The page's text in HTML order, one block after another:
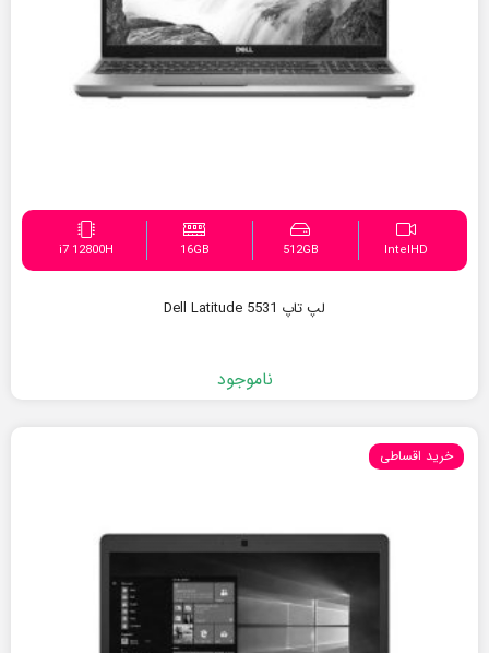
IntelHD
512GB
16GB
i7 12800H
لپ تاپ Dell Latitude 5531
ناموجود
خرید اقساطی